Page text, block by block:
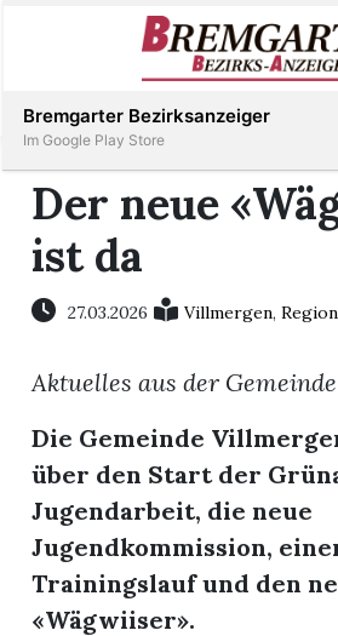
Immobilien
Veranstaltungen
Stellen
E-
Paper
Newsletter
Inserieren
Der neue
ist da
27.03.2026 Villmergen,
Aktuelles aus der
Die Gemeinde
über den Start der
Jugendarbeit, die neue
Jugendkommission,
Trainingslauf und den
«Wägwiiser».
Bremgarter Bezirksanzeiger
Im Google Play Store